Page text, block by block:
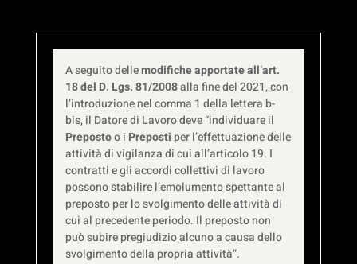
A seguito dellemodifiche apportate all’art.
18 del D. Lgs. 81/2008alla fine del 2021, con
l’introduzione nel comma 1 della lettera b-
bis, il Datore di Lavoro deve “individuare il
Prepostoo i Preposti per l’effettuazione delle
attività di vigilanza di cui all’articolo 19. I
contratti e gli accordi collettivi di lavoro
possono stabilire l’emolumento spettante al
preposto per lo svolgimento delle attività di
cui al precedente periodo. Il preposto non
può subire pregiudizio alcuno a causa dello
svolgimento della propria attività”.